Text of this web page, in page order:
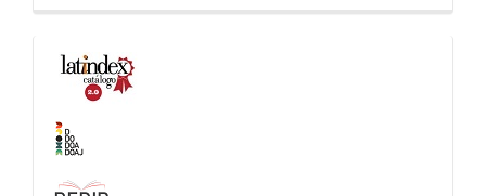
Indexaciones